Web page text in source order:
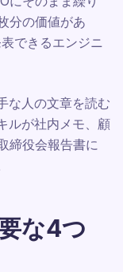
分の価値があ
できるエンジニ
な人の文章を読む
ルが社内メモ、顧
締役会報告書に
な4つ